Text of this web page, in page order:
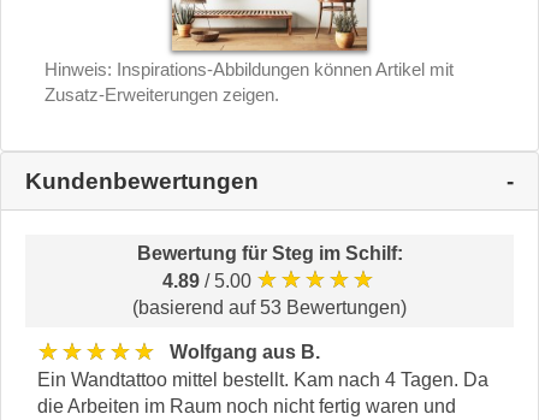
Hinweis: Inspirations-Abbildungen können Artikel mit
Zusatz-Erweiterungen zeigen.
Kundenbewertungen
Bewertung für Steg im Schilf:
4.89 / 5.00 ★★★★★
(basierend auf 53 Bewertungen)
★★★★★
Wolfgang aus B.
Ein Wandtattoo mittel bestellt. Kam nach 4 Tagen. Da
die Arbeiten im Raum noch nicht fertig waren und